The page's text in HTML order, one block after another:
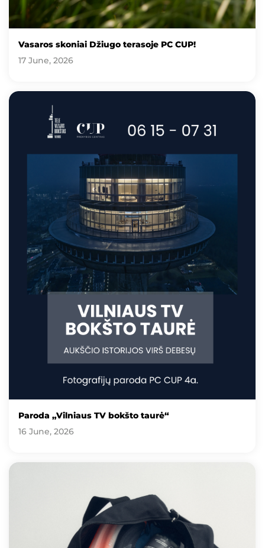
Vasaros skoniai Džiugo terasoje PC CUP!
17 June, 2026
Paroda „Vilniaus TV bokšto taurė“
16 June, 2026